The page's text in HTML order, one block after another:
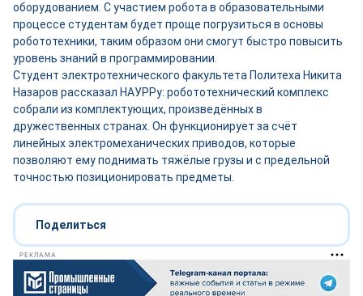
оборудованием. С участием робота в образовательными
процессе студентам будет проще погрузиться в основы
робототехники, таким образом они смогут быстро повысить
уровень знаний в программировании.
Студент электротехнического факультета Политеха Никита
Назаров рассказал НАУРРу: робототехнический комплекс
собрали из комплектующих, произведённых в
дружественных странах. Он функционирует за счёт
линейных электромеханических приводов, которые
позволяют ему поднимать тяжёлые грузы и с предельной
точностью позиционировать предметы.
Поделиться
РЕКЛАМА